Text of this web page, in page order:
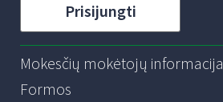
Prisijungti
Mokesčių mokėtojų informacija
Formos